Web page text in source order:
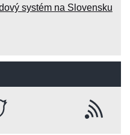
systém na Slovensku